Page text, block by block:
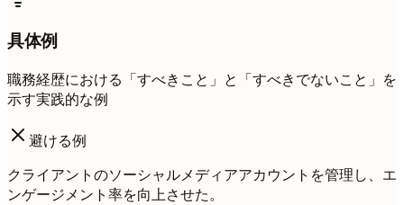
具体例
職務経歴における「すべきこと」と「すべきでないこと」を
示す実践的な例
避ける例
クライアントのソーシャルメディアアカウントを管理し、エ
ンゲージメント率を向上させた。